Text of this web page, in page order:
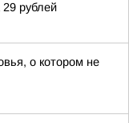
29 рублей
о котором не